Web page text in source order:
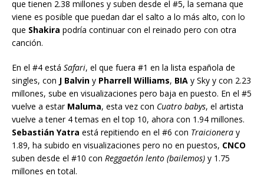
que tienen 2.38 millones y suben desde el #5, la semana que
viene es posible que puedan dar el salto a lo más alto, con lo
que Shakira podría continuar con el reinado pero con otra
canción.
En el #4 está Safari, el que fuera #1 en la lista española de
singles, con J Balvin y Pharrell Williams, BIA y Sky y con 2.23
millones, sube en visualizaciones pero baja en puesto. En el #5
vuelve a estarMaluma, esta vez con Cuatro babys, el artista
vuelve a tener 4 temas en el top 10, ahora con 1.94 millones.
Sebastián Yatra está repitiendo en el #6 con Traicionera y
1.89, ha subido en visualizaciones pero no en puestos, CNCO
suben desde el #10 con Reggaetón lento (bailemos) y 1.75
millones en total.